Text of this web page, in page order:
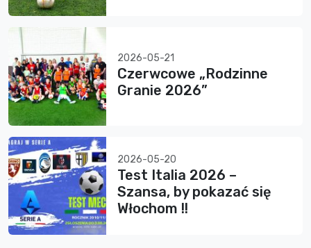
2026-05-21
Czerwcowe „Rodzinne
Granie 2026”
2026-05-20
Test Italia 2026 –
Szansa, by pokazać się
Włochom !!